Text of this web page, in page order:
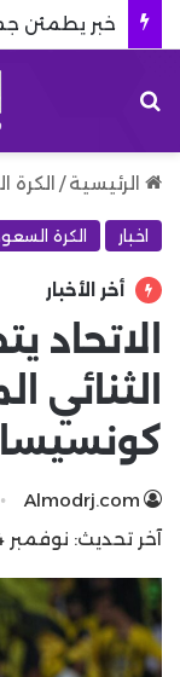
الرئيسية /
اخبار الكرة
أخر الأخبار
الاتحاد
الثنائي
Almodrj.com
آخر تحديث: نوفمبر 14, 2025